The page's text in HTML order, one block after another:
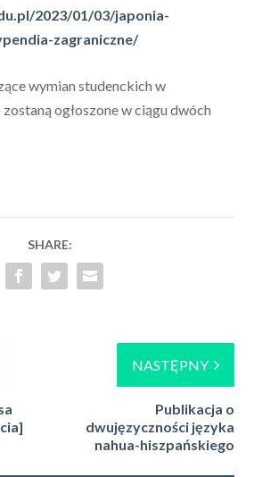
2023/01/03/japonia-
zagraniczne/
wymian studenckich w
zostaną ogłoszone w ciągu dwóch
SHARE:
NASTĘPNY
Publikacja o
dwujęzyczności języka
nahua-hiszpańskiego